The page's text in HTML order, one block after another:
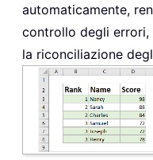
automaticamente,
controllo degli
la riconciliazione